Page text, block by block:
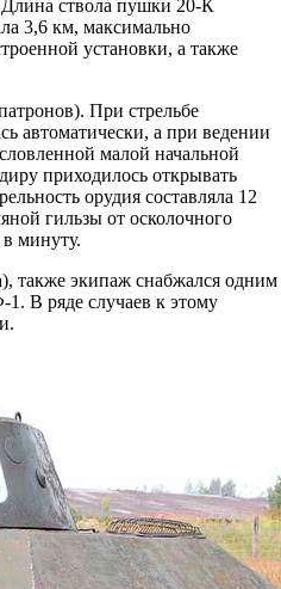
Длина ствола пушки 20-К
3,6 км, максимально
установки, а также
При стрельбе
автоматически, а при ведении
малой начальной
приходилось открывать
орудия составляла 12
гильзы от осколочного
минуту.
также экипаж снабжался одним
В ряде случаев к этому